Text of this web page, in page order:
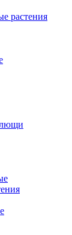
растения